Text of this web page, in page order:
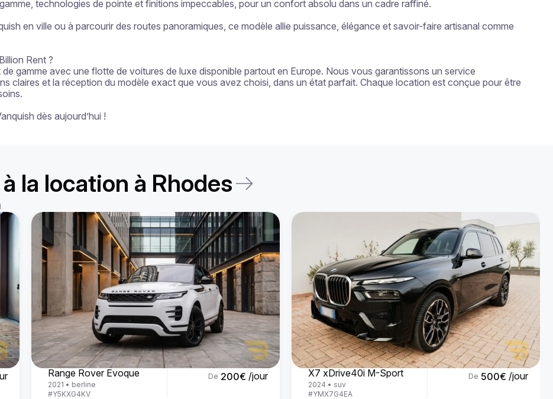
technologies de pointe et finitions impeccables, pour un confort absolu dans un cadre raffiné.
en ville ou à parcourir des routes panoramiques, ce modèle allie puissance, élégance et savoir-faire artisanal comme
Rent ?
gamme avec une flotte de voitures de luxe disponible partout en Europe. Nous vous garantissons un service
claires et la réception du modèle exact que vous avez choisi, dans un état parfait. Chaque location est conçue pour être
dès aujourd’hui !
la location à Rhodes
Land Rover
Range Rover Evoque
2021 • berline
#Y5KXG4KV
De 200€ /jour
BMW
X7 xDrive40i M-Sport
2024 • suv
#YMX7G4EA
De 500€ /jour